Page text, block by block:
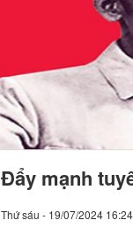
Đẩy mạnh
Thứ sáu - 19/07/2024 16:24